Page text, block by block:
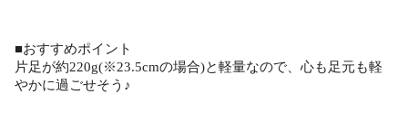
■おすすめポイント
片足が約220g(※23.5cmの場合)と軽量なので、心も足元も軽
やかに過ごせそう♪